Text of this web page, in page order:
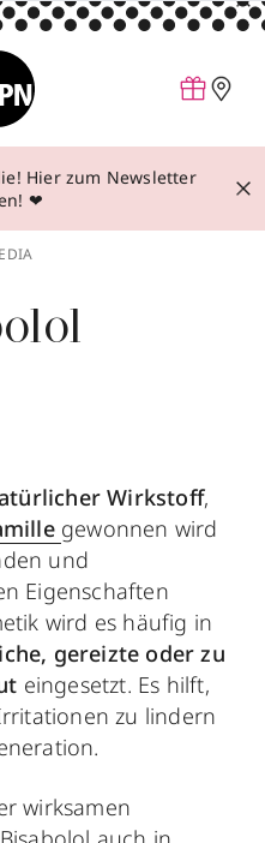
Hier zum Newsletter
❤
Wirkstoff,
gewonnen wird
und
Eigenschaften
wird es häufig in
gereizte oder zu
eingesetzt. Es hilft,
zu lindern
wirksamen